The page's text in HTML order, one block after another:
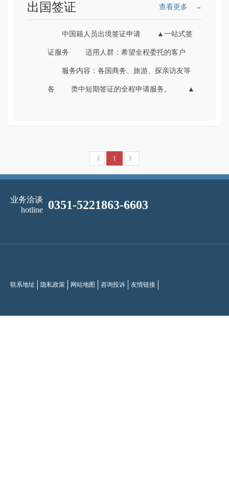
出国签证 查看更多 →
中国籍人员出境签证申请 ▲一站式签
证服务 适用人群：希望全程委托的客户
服务内容：各国商务、旅游、探亲访友等
各 类中短期签证的全程申请服务。 ▲
《 1 》
业务洽谈
hotline
0351-5221863-6603
联系地址 隐私政策 网站地图 咨询投诉 友情链接